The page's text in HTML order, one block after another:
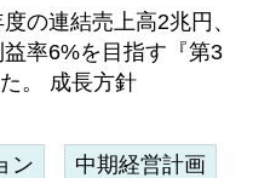
の連結売上高2兆円、
率6%を目指す『第3
。 成長方針
ン 中期経営計画